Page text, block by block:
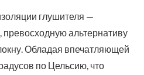
глушителя —
превосходную альтернативу
Обладая впечатляющей
по Цельсию, что